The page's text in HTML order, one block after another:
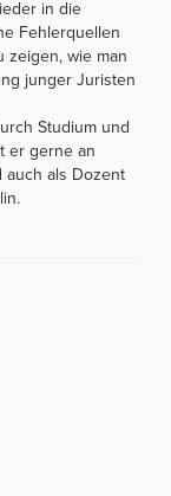
in die
Fehlerquellen
zeigen, wie man
junger Juristen
Studium und
er gerne an
auch als Dozent